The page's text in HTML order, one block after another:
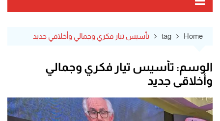
Home
tag تأسيس تيار فكري وجمالي وأخلاقي جديد
الوسم: تأسيس تيار فكري وجمالي
وأخلاقي جديد